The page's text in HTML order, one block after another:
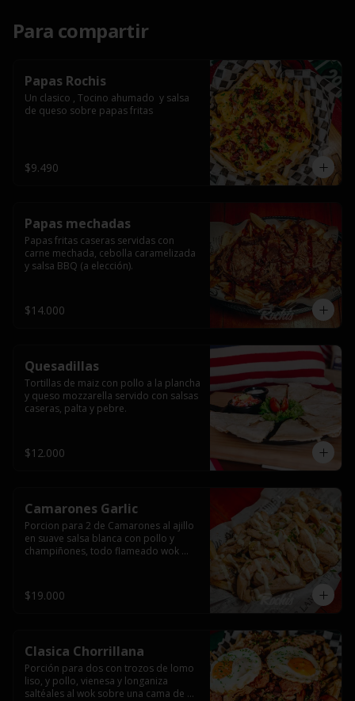
Para compartir
Papas Rochis
Un clasico , Tocino ahumado  y salsa
de queso sobre papas fritas
$9.490
Papas mechadas
Papas fritas caseras servidas con
carne mechada, cebolla caramelizada
y salsa BBQ (a elección).
$14.000
Quesadillas
Tortillas de maiz con pollo a la plancha
y queso mozzarella servido con salsas
caseras, palta y pebre.
$12.000
Camarones Garlic
Porcion para 2 de Camarones al ajillo
en suave salsa blanca con pollo y
champiñones, todo flameado wok
$19.000
Clasica Chorrillana
Porción para dos con trozos de lomo
liso, y pollo, vienesa y longaniza
saltéales al wok sobre una cama de